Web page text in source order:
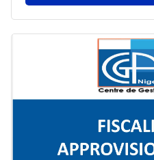
Image du cours FISCALITE DES